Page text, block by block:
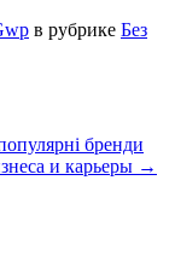
в рубрике Без
бренди
и карьеры →